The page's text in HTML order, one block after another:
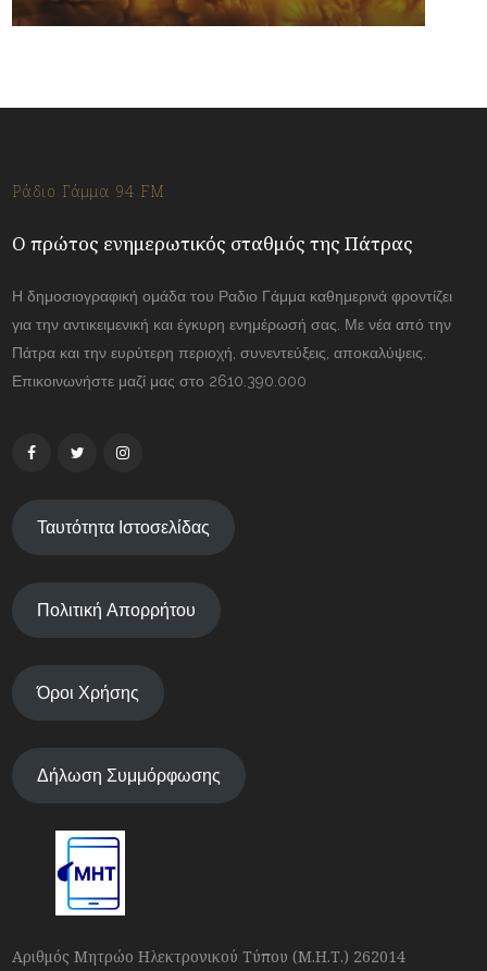
Ράδιο Γάμμα 94 FM
Ο πρώτος ενημερωτικός σταθμός της Πάτρας
Η δημοσιογραφική ομάδα του Ραδιο Γάμμα καθημερινά φροντίζει
για την αντικειμενική και έγκυρη ενημέρωσή σας. Με νέα από την
Πάτρα και την ευρύτερη περιοχή, συνεντεύξεις, αποκαλύψεις.
Επικοινωνήστε μαζί μας στο 2610.390.000
Ταυτότητα Ιστοσελίδας
Πολιτική Απορρήτου
Όροι Χρήσης
Δήλωση Συμμόρφωσης
Αριθμός Μητρώο Ηλεκτρονικού Τύπου (Μ.Η.Τ.) 262014